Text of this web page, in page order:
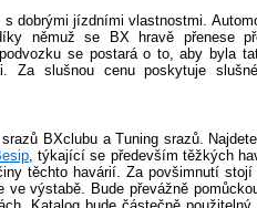
dobrými jízdními vlastnostmi.
němuž se BX hravě přenese
se postará o to, aby byla
Za slušnou cenu poskytuje
BXclubu a Tuning srazů.
, týkající se především těžkých
těchto havárií. Za povšimnutí stojí
výstabě. Bude převážně